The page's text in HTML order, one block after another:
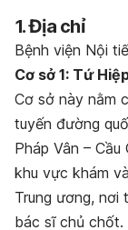
1. Địa chỉ
Bệnh viện Nội
Cơ sở 1: Tứ
Cơ sở này nằm
tuyến đường
Pháp Vân –
khu vực khám
Trung ương, nơi
bác sĩ chủ